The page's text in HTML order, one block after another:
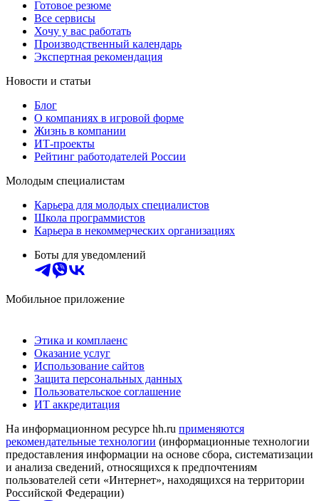
Готовое резюме
Все сервисы
Хочу у вас работать
Производственный календарь
Экспертная рекомендация
Новости и статьи
Блог
О компаниях в игровой форме
Жизнь в компании
ИТ-проекты
Рейтинг работодателей России
Молодым специалистам
Карьера для молодых специалистов
Школа программистов
Карьера в некоммерческих организациях
Боты для уведомлений
Мобильное приложение
Этика и комплаенс
Оказание услуг
Использование сайтов
Защита персональных данных
Пользовательское соглашение
ИТ аккредитация
На информационном ресурсе hh.ru применяются
рекомендательные технологии (информационные технологии
предоставления информации на основе сбора, систематизации
и анализа сведений, относящихся к предпочтениям
пользователей сети «Интернет», находящихся на территории
Российской Федерации)